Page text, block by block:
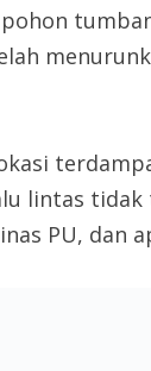
lintas
PU, dan